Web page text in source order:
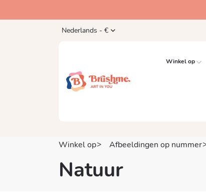
Nederlands - €
Winkel op
Winkel op Afbeeldingen op nummer
Natuur